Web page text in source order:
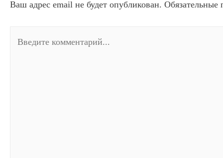
Ваш адрес email не будет опубликован.